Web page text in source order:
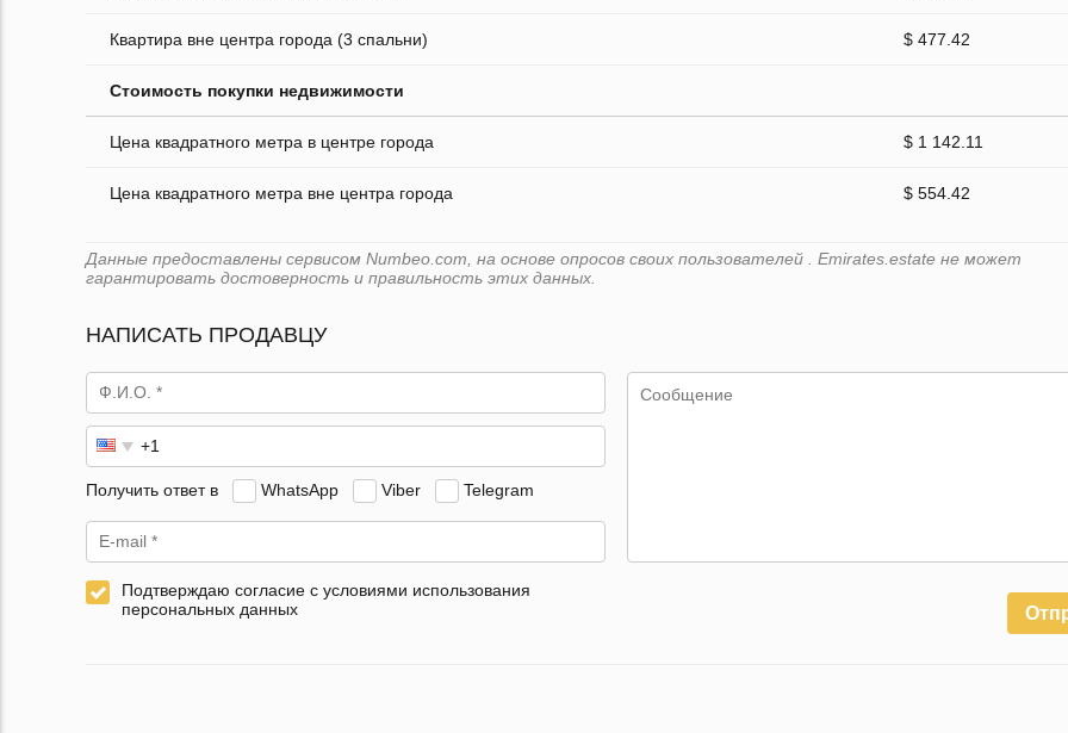
Квартира вне центра города (3 спальни) $ 477.42
Стоимость покупки недвижимости
Цена квадратного метра в центре города $ 1 142.11
Цена квадратного метра вне центра города $ 554.42
Данные предоставлены сервисом Numbeo.com, на основе опросов своих пользователей . Emirates.estate не может
гарантировать достоверность и правильность этих данных.
НАПИСАТЬ ПРОДАВЦУ
Получить ответ в WhatsApp Viber Telegram
Подтверждаю согласие с условиями использования
персональных данных